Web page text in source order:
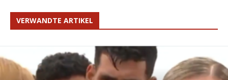
VERWANDTE ARTIKEL